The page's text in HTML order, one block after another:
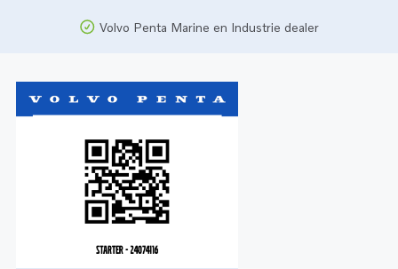
Onderdelen
Bedrijfsvaart
Onderdelen
Volvo Penta Marine en Industrie dealer